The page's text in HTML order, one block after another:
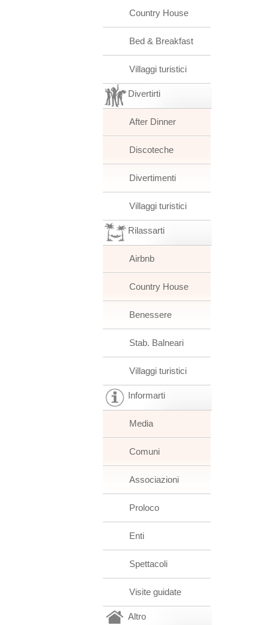
Country House
Bed & Breakfast
Villaggi turistici
Divertirti
After Dinner
Discoteche
Divertimenti
Villaggi turistici
Rilassarti
Airbnb
Country House
Benessere
Stab. Balneari
Villaggi turistici
Informarti
Media
Comuni
Associazioni
Proloco
Enti
Spettacoli
Visite guidate
Altro